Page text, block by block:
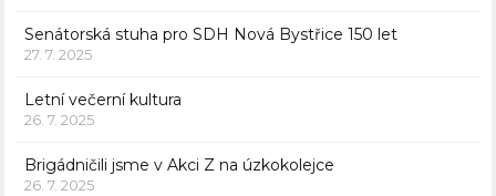
Senátorská stuha pro SDH Nová Bystřice 150 let
27. 7. 2025
Letní večerní kultura
26. 7. 2025
Brigádničili jsme v Akci Z na úzkokolejce
26. 7. 2025